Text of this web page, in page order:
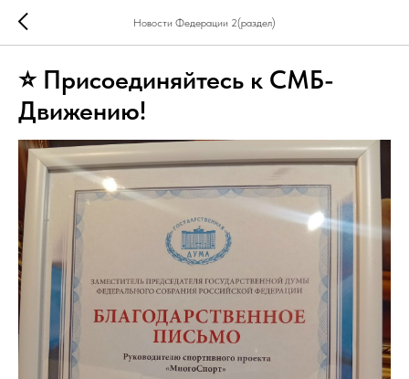
Новости Федерации 2(раздел)
⭐ Присоединяйтесь к СМБ-
Движению!